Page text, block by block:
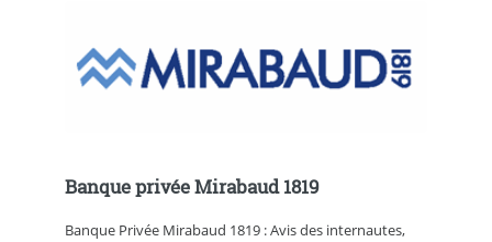
Banque privée Mirabaud 1819
Banque Privée Mirabaud 1819 : Avis des internautes,